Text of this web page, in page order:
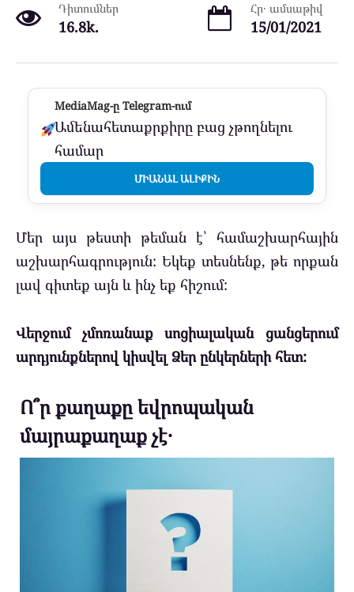
Դիտումներ
16.8k.
Հր․ ամսաթիվ
15/01/2021
MediaMag-ը Telegram-ում
Ամենահետաքրքիրը բաց չթողնելու
համար
ՄԻԱՆԱԼ ԱԼԻՔԻՆ
Մեր այս թեստի թեման է՝ համաշխարհային
աշխարհագրություն: Եկեք տեսնենք, թե որքան
լավ գիտեք այն և ինչ եք հիշում:
Վերջում չմոռանաք սոցիալական ցանցերում
արդյունքներով կիսվել Ձեր ընկերների հետ:
Ո՞ր քաղաքը եվրոպական
մայրաքաղաք չէ․